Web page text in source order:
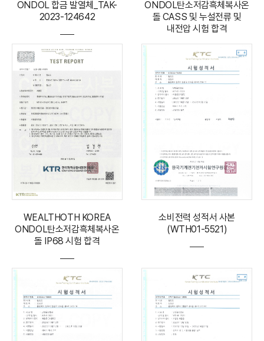
ONDOL 합금 발열체_TAK-
2023-124642
ONDOL탄소저감흑체복사온
돌 CASS 및 누설전류 및
내전압 시험 합격
WEALTHOTH KOREA
ONDOL탄소저감흑체복사온
돌 IP68 시험 합격
소비전력 성적서 사본
(WTH01-5521)